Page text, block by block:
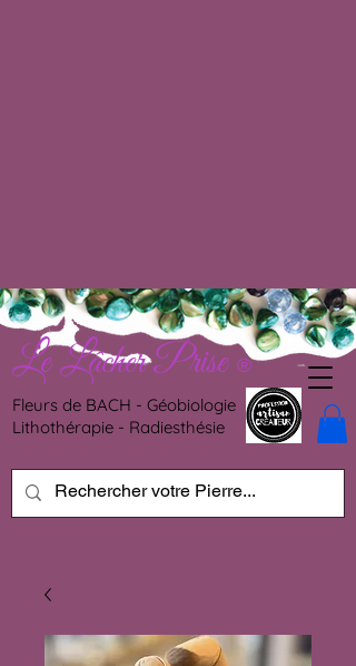
Le Lâcher Prise ®
Fleurs de BACH - Géobiologie
Lithothérapie - Radiesthésie